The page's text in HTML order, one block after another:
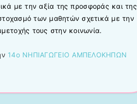
με την αξία της προσφοράς και της
των μαθητών σχετικά με την
τους στην κοινωνία.
14ο ΝΗΠΙΑΓΩΓΕΙΟ ΑΜΠΕΛΟΚΗΠΩΝ